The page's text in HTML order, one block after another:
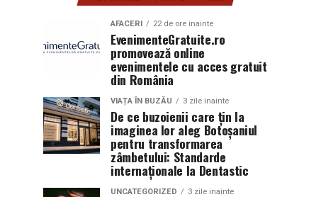
AFACERI 22 de ore inainte
EvenimenteGratuite.ro
promovează online
evenimentele cu acces gratuit
din România
VIAȚA ÎN BUZĂU 3 zile inainte
De ce buzoienii care țin la
imaginea lor aleg Botoșaniul
pentru transformarea
zâmbetului: Standarde
internaționale la Dentastic
UNCATEGORIZED 3 zile inainte